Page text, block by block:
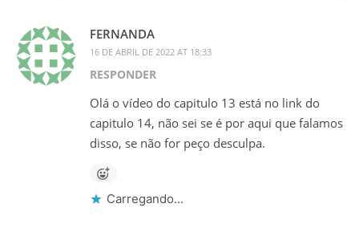
FERNANDA
16 DE ABRIL DE 2022 AT 18:33
RESPONDER
Olá o vídeo do capitulo 13 está no link do
capitulo 14, não sei se é por aqui que falamos
disso, se não for peço desculpa.
Carregando...